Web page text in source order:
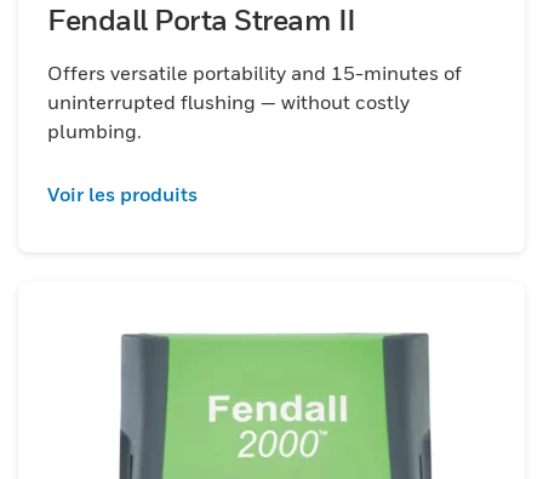
Fendall Porta Stream II
Offers versatile portability and 15-minutes of
uninterrupted flushing — without costly
plumbing.
Voir les produits